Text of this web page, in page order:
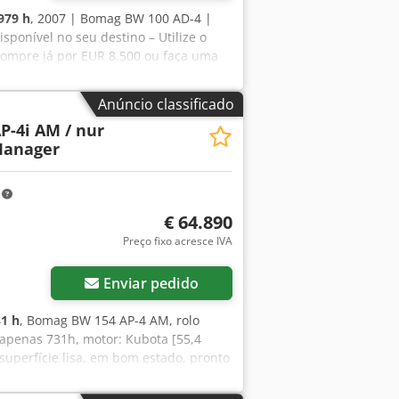
h, 2007 | Bomag BW 100 AD-4 |
no seu destino – Utilize o
já por EUR 8.500 ou faça uma
a aprovação)* 👷‍♂️ Inspecionado
ℹ️ 0 falhas ⚠️ 📌
vazamento hidráulico. 📄
Dqsm Rsk Dica: A referência
online. 💡 Por que esta máquina e
profissionais ✔ Entrega disponível
pagamento seguras e flexíveis 🔄
e recursos úteis para todos os
Anúncio classificado
4i AM / nur
€ 64.890
Preço fixo acresce IVA
Enviar pedido
h, Bomag BW 154 AP-4 AM, rolo
731h, motor: Kubota [55,4
lisa, em bom estado, pronto
ou financiamento. O Sr. Mihm (Tel.
no nosso site. Salvo erros e